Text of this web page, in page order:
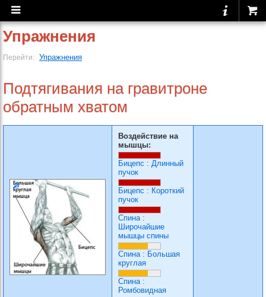
Упражнения
Перейти: Упражнения
Подтягивания на гравитроне
обратным хватом
Воздействие на
мышцы:
Бицепс : Длинный
пучок
Бицепс : Короткий
пучок
Спина:
Широчайшие
мышцы спины
Спина: Большая
круглая
Спина:
Ромбовидная